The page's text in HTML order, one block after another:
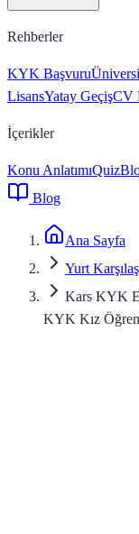
Rehberler
KYK Başvuru
LisansYatay GeçişCV
İçerikler
Konu AnlatımıQuiz
Blog
Ana Sayfa
Yurt
Kars KYK
KYK Kız